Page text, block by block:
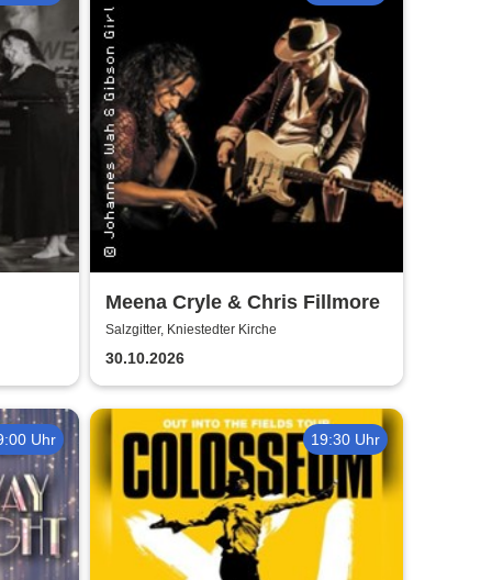
Meena Cryle & Chris Fillmore
Salzgitter, Kniestedter Kirche
30.10.2026
Uhr 19:30 Uhr